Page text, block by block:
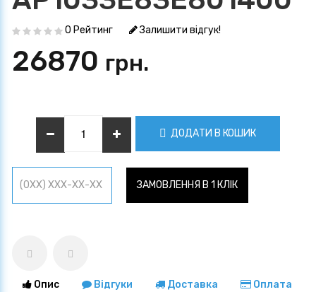
0 Рейтинг Залишити відгук!
26870 грн.
ДОДАТИ В КОШИК
ЗАМОВЛЕННЯ В 1 КЛІК
Опис Відгуки Доставка Оплата